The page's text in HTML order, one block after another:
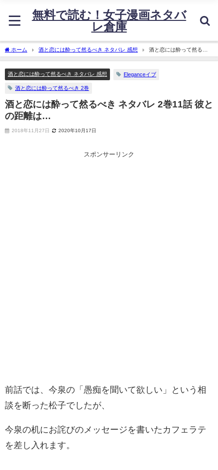
無料で読む！女子漫画ネタバ
レ倉庫
ホーム 酒と恋には酔って然るべき ネタバレ 感想
酒と恋には酔って然るべ
き ネタバレ 2巻11話 彼との距離は…
酒と恋には酔って然るべき ネタバレ 感想 Eleganceイブ
酒と恋には酔って然るべき 2巻
酒と恋には酔って然るべき ネタバレ 2巻11話 彼と
の距離は…
2018年11月27日 2020年10月17日
スポンサーリンク
前話では、今泉の「愚痴を聞いて欲しい」という相
談を断った松子でしたが、
今泉の机にお詫びのメッセージを書いたカフェラテ
を差し入れます。